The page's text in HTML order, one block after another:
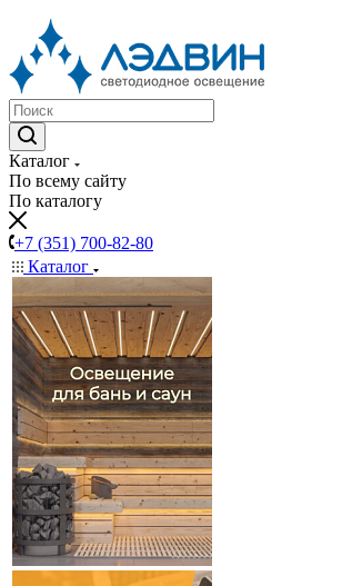
Каталог
По всему сайту
По каталогу
+7 (351) 700-82-80
Каталог